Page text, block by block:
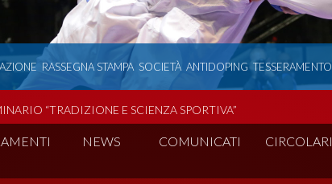
RASSEGNA STAMPA SOCIETÀ ANTIDOPING TESSERAMENTO
“TRADIZIONE E SCIENZA SPORTIVA”
NEWS COMUNICATI CIRCOLARI